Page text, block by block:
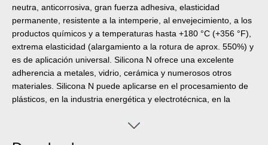
neutra, anticorrosiva, gran fuerza adhesiva, elasticidad
permanente, resistente a la intemperie, al envejecimiento, a los
productos químicos y a temperaturas hasta +180 °C (+356 °F),
extrema elasticidad (alargamiento a la rotura de aprox. 550%) y
es de aplicación universal. Silicona N ofrece una excelente
adherencia a metales, vidrio, cerámica y numerosos otros
materiales. Silicona N puede aplicarse en el procesamiento de
plásticos, en la industria energética y electrotécnica, en la
cantidad de otros campos industriales.